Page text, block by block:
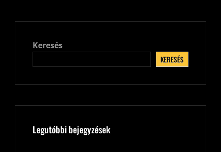
Keresés
KERESÉS
Legutóbbi bejegyzések